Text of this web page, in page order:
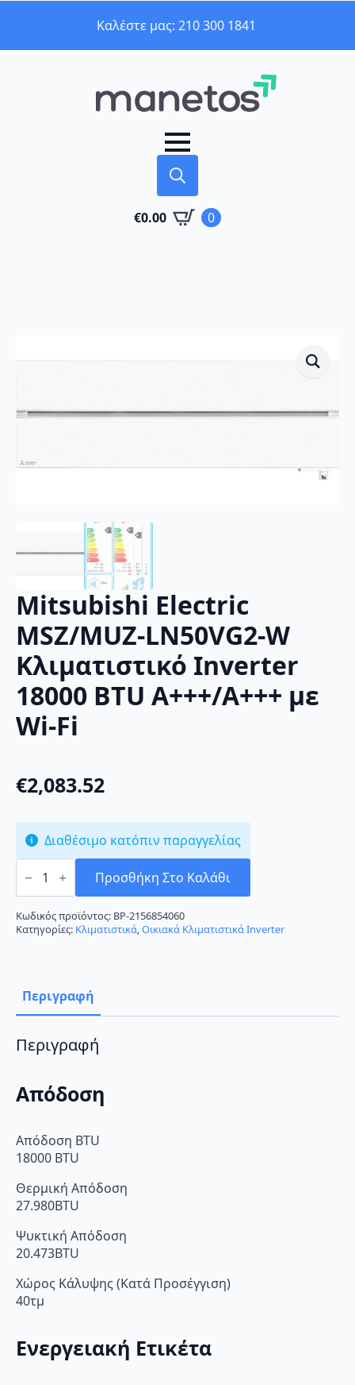
Καλέστε μας: 210 300 1841
for:
€0.00 0
Mitsubishi Electric
MSZ/MUZ-LN50VG2-W
Κλιματιστικό Inverter
18000 BTU A+++/A+++ με
Wi-Fi
€2,083.52
Διαθέσιμο κατόπιν παραγγελίας
Mitsubishi
Electric
LN50VG2-
W
Κλιματιστικό
Inverter
με
Wi-
Fi
Προσθήκη Στο Καλάθι
Κωδικός προϊόντος: BP-2156854060
Κατηγορίες: Κλιματιστικά,Οικιακά Κλιματιστικά Inverter
Περιγραφή
Περιγραφή
Απόδοση
Απόδοση BTU
18000 BTU
Θερμική Απόδοση
27.980BTU
Ψυκτική Απόδοση
20.473BTU
Χώρος Κάλυψης (Κατά Προσέγγιση)
40τμ
Ενεργειακή Ετικέτα